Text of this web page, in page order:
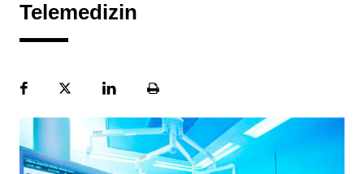
Telemedizin
FacebookPlattformLinekdInSeite